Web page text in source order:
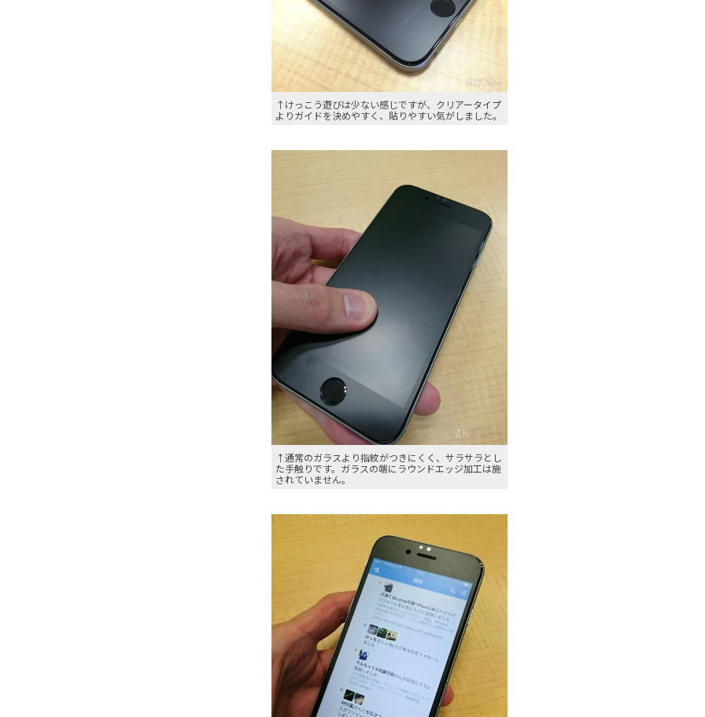
↑けっこう遊びは少ない感じですが、クリアータイプ
よりガイドを決めやすく、貼りやすい気がしました。
↑通常のガラスより指紋がつきにくく、サラサラとし
た手触りです。ガラスの端にラウンドエッジ加工は施
されていません。